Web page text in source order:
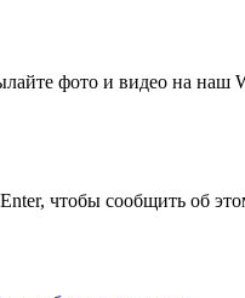
фото и видео на наш
, чтобы сообщить об